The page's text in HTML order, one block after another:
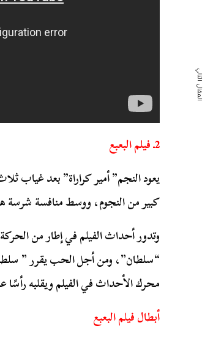
2ـ فيلم البعبع
يعود النجم” أمير كراراة” بعد غياب
كبير من النجوم، ووسط منافسة شرسة
وتدور أحداث الفيلم في إطار من
“سلطان”، ومن أجل الحب يقرر ”
محرك الأحداث في الفيلم ويقلبه
أبطال فيلم البعبع
المقال التالي